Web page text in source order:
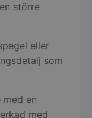
större
eller
som
med en
med